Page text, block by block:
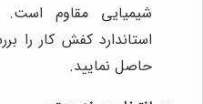
شیمیایی مقاوم
استاندارد کفش کار را
حاصل نمایید.